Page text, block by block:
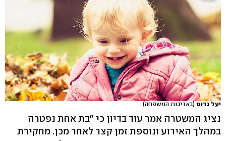
יעל גרוס (באדיבות המשפחה)
נציג המשטרה אמר עוד בדיון כי "בת אחת נפטרה
במהלך האירוע ונוספת זמן קצר לאחר מכן. מחקירת